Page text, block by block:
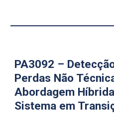
PA3092 –
Perdas Não
Abordagem
Sistema em